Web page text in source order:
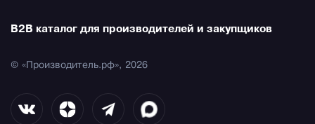
B2B каталог для производителей и закупщиков
© «Производитель.рф», 2026